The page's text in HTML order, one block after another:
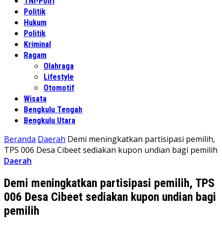
Politik
Hukum
Politik
Kriminal
Ragam
Olahraga
Lifestyle
Otomotif
Wisata
Bengkulu Tengah
Bengkulu Utara
Beranda Daerah Demi meningkatkan partisipasi pemilih,
TPS 006 Desa Cibeet sediakan kupon undian bagi pemilih
Daerah
Demi meningkatkan partisipasi pemilih, TPS
006 Desa Cibeet sediakan kupon undian bagi
pemilih